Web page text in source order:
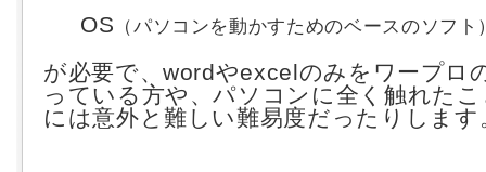
OS （パソコンを動かすためのベースのソフト
が必要で、wordやexcelのみをワープロ
っている方や、パソコンに全く触れた
には意外と難しい難易度だったりします